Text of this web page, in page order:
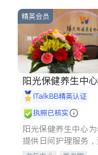
精英会员
阳光保健养生中
shine
iTalkBB精英认证
执照已核实
阳光保健养生中心
提供日间护理服务
通过持续的护理创新